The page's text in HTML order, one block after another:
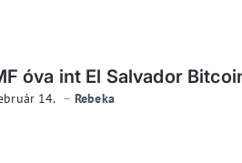
óva int El Salvador
14. Rebeka